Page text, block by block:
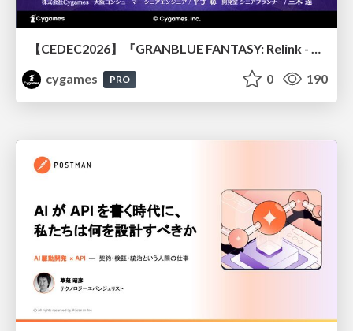
【CEDEC2026】『GRANBLUE FANTASY: Relink - Endless Ragnarok』のバトル制作事例 ～最高のキャラゲーを目指して～
cygames
PRO 0 190